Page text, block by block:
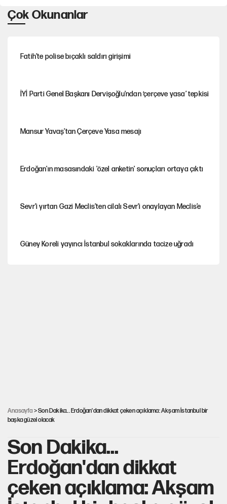
Çok Okunanlar
Fatih’te polise bıçaklı saldırı girişimi
İYİ Parti Genel Başkanı Dervişoğlu'ndan ‘çerçeve yasa’ tepkisi
Mansur Yavaş’tan Çerçeve Yasa mesajı
Erdoğan'ın masasındaki 'özel anketin' sonuçları ortaya çıktı
Sevr’i yırtan Gazi Meclis’ten cilalı Sevr’i onaylayan Meclis’e
Güney Koreli yayıncı İstanbul sokaklarında tacize uğradı
Anasayfa > Son Dakika... Erdoğan'dan dikkat çeken açıklama: Akşam İstanbul bir
başka güzel olacak
Son Dakika...
Erdoğan'dan dikkat
çeken açıklama: Akşam